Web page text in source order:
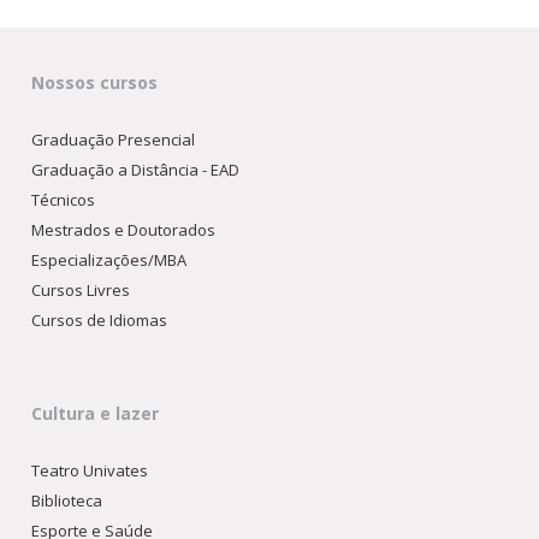
Nossos cursos
Graduação Presencial
Graduação a Distância - EAD
Técnicos
Mestrados e Doutorados
Especializações/MBA
Cursos Livres
Cursos de Idiomas
Cultura e lazer
Teatro Univates
Biblioteca
Esporte e Saúde